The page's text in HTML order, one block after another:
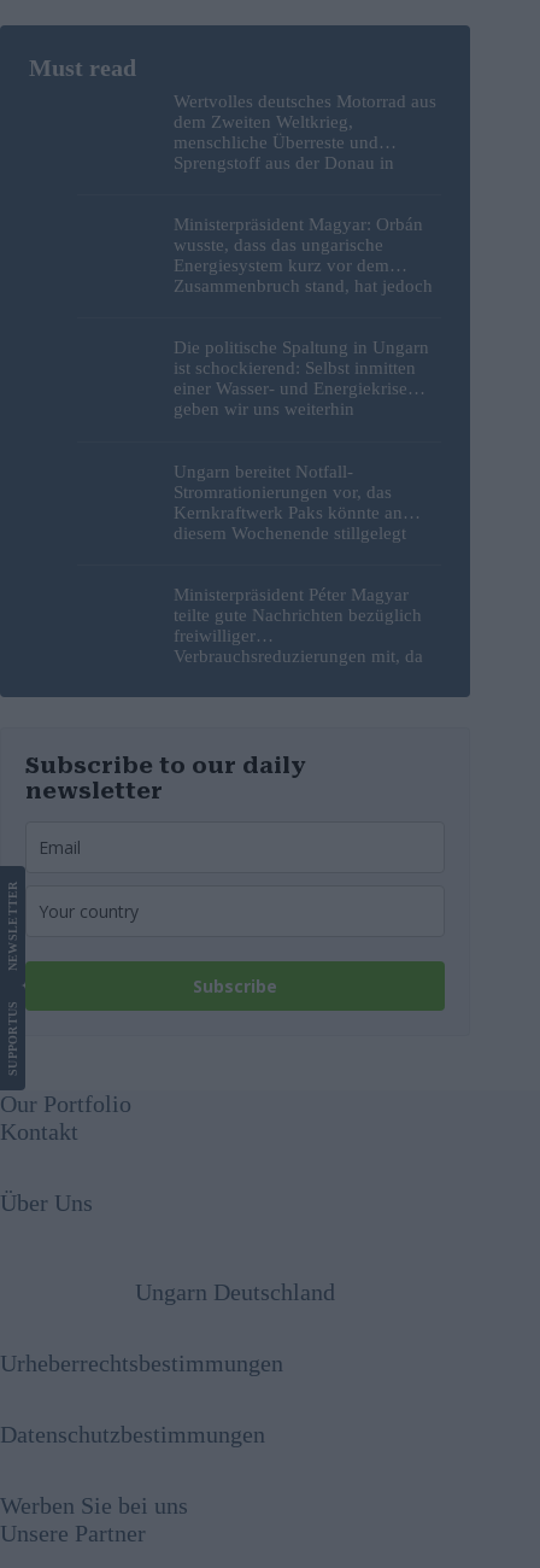
Wertvolles deutsches Motorrad aus
dem Zweiten Weltkrieg,
menschliche Überreste und
Sprengstoff aus der Donau in
Ministerpräsident Magyar: Orbán
wusste, dass das ungarische
Energiesystem kurz vor dem
Zusammenbruch stand, hat jedoch
Die politische Spaltung in Ungarn
ist schockierend: Selbst inmitten
einer Wasser- und Energiekrise
geben wir uns weiterhin
Ungarn bereitet Notfall-
Stromrationierungen vor, das
Kernkraftwerk Paks könnte an
diesem Wochenende stillgelegt
Ministerpräsident Péter Magyar
teilte gute Nachrichten bezüglich
freiwilliger
Verbrauchsreduzierungen mit, da
wurden
Subscribe to our daily
newsletter
Subscribe
SUPPORT
US
NEWS
LETTER
Our Portfolio
Kontakt
Über Uns
Ungarn Deutschland
Urheberrechtsbestimmungen
Datenschutzbestimmungen
Werben Sie bei uns
Unsere Partner